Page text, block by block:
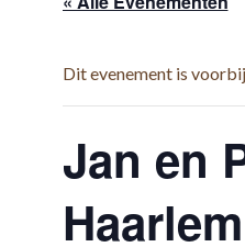
Dit evenement is
Jan en
Haarlem